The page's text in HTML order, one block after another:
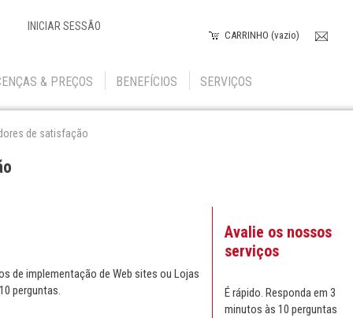
INICIAR SESSÃO
CARRINHO (vazio)
& PREÇOS BENEFÍCIOS SERVIÇOS
de satisfação
de implementação de Web sites ou Lojas
perguntas.
Avalie os nossos
serviços
É rápido. Responda em 3
minutos às 10 perguntas